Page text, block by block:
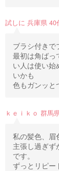
試しに 兵庫県 40
ブラシ付きで
最初は角ばっ
い人は使い始
いかも
色もガンッと
ｋｅｉｋｏ 群馬
私の髪色、眉
主張し過ぎず
です。
ずっとリピー